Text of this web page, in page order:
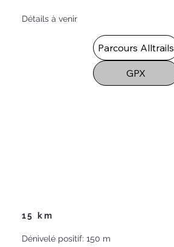
Détails à venir
Parcours Alltrails
GPX
15 km
Dénivelé positif: 150 m